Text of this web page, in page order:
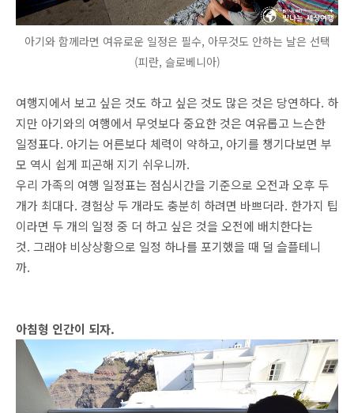
아기와 함께라면 여유로운 일정은 필수, 아무것도 안하는 날은 선택
(피란, 슬로베니아)
여행지에서 보고 싶은 것도 하고 싶은 것도 많은 것은 당연하다. 하
지만 아기와의 여행에서 무엇보다 중요한 것은 여유롭고 느슨한
일정표다. 아기는 어른보다 체력이 약하고, 아기를 챙기다보면 부
모 역시 쉽게 피곤해 지기 쉬우니까.
우리 가족의 여행 일정표는 점심시간을 기준으로 오전과 오후 두
개가 최대다. 경험상 두 개라도 충분히 하려면 바쁘더라. 한가지 팁
이라면 두 개의 일정 중 더 하고 싶은 것을 오전에 배치한다는
것. 그래야 비상상황으로 일정 하나를 포기했을 때 덜 슬플테니
까.
아침형 인간이 되자.